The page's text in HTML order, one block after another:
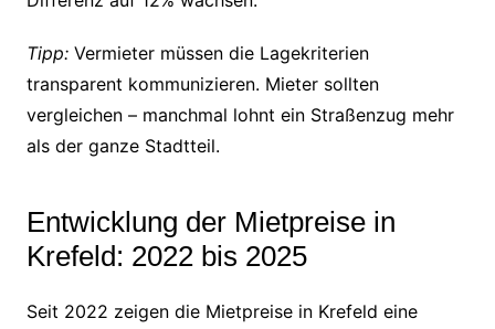
Tipp:Vermieter müssen die Lagekriterien
transparent kommunizieren. Mieter sollten
vergleichen – manchmal lohnt ein Straßenzug mehr
als der ganze Stadtteil.
Entwicklung der Mietpreise in
Krefeld: 2022 bis 2025
Seit 2022 zeigen die Mietpreise in Krefeld eine